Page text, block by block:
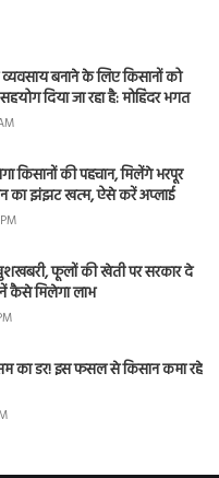
व्यवसाय बनाने के लिए किसानों को
दिया जा रहा है: मोहिंदर भगत
किसानों की पहचान, मिलेंगे भरपूर
का झंझट खत्म, ऐसे करें अप्लाई
फूलों की खेती पर सरकार दे
कैसे मिलेगा लाभ
का डर! इस फसल से किसान कमा रहे